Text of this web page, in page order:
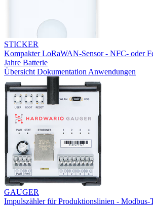
STICKER
Kompakter LoRaWAN-Sensor - NFC- oder
Jahre Batterie
Übersicht Dokumentation Anwendungen
GAUGER
Impulszähler für Produktionslinien - Modbus-